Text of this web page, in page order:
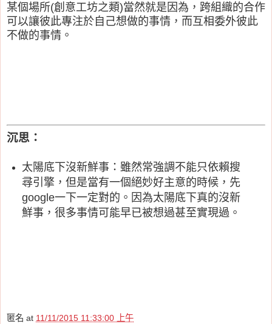
某個場所(創意工坊之類)當然就是因為，跨組織的合作
可以讓彼此專注於自己想做的事情，而互相委外彼此
不做的事情。
沉思：
太陽底下沒新鮮事：雖然常強調不能只依賴搜
尋引擎，但是當有一個絕妙好主意的時候，先
google一下一定對的。因為太陽底下真的沒新
鮮事，很多事情可能早已被想過甚至實現過。
匿名 at 11/11/2015 11:33:00 上午